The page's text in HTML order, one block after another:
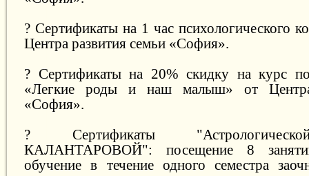
? Сертификаты на 1 час психологического
Центра развития семьи «София».
? Сертификаты на 20% скидку на курс
«Легкие роды и наш малыш» от Центра
«София».
? Сертификаты
КАЛАНТАРОВОЙ": посещение 8
обучение в течение одного семестра